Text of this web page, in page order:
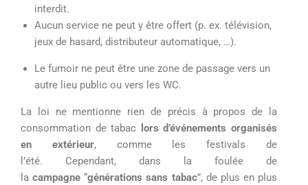
interdit.
Aucun service ne peut y être offert (p. ex. télévision,
jeux de hasard, distributeur automatique, …).
Le fumoir ne peut être une zone de passage vers un
autre lieu public ou vers les WC.
La loi ne mentionne rien de précis à propos de la
consommation de tabac
lors d’événements organisés
en extérieur, comme les festivals de
l’été. Cependant, dans la foulée de
lacampagne “générations sans tabac”, de plus en plus